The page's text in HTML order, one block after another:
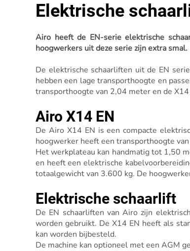
Elektrische
Airo heeft de EN-serie elektrische
hoogwerkers uit deze serie zijn extra smal.
De elektrische schaarliften uit de EN
hebben een lage transporthoogte en
transporthoogte van 2,04 meter en de
Airo X14 EN
De Airo X14 EN is een compacte
hoogwerker heeft een transporthoogte
Het werkplateau kan handmatig tot 1,50
en heeft een elektrische
totaalgewicht van 3.600 kg. De
Elektrische schaarlift
De EN schaarliften van Airo zijn
worden gebruikt. De X14 EN heeft als
kan worden bijbesteld.
De machine kan optioneel met een AGM